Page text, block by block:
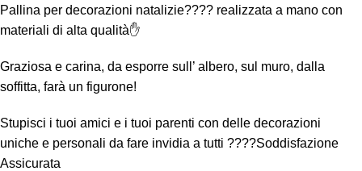
Pallina per decorazioni natalizie???? realizzata a mano con
materiali di alta qualità✋
Graziosa e carina, da esporre sull’ albero, sul muro, dalla
soffitta, farà un figurone!
Stupisci i tuoi amici e i tuoi parenti con delle decorazioni
uniche e personali da fare invidia a tutti ????Soddisfazione
Assicurata